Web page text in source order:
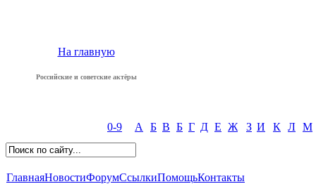
На главную
Российские и советские актёры
0-9 А Б В Б Г Д Е Ж З И К Л М
ГлавнаяНовостиФорумСсылкиПомощьКонтакты